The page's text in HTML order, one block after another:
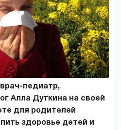
педиатр,
Алла Дуткина на своей
для родителей
здоровье детей и